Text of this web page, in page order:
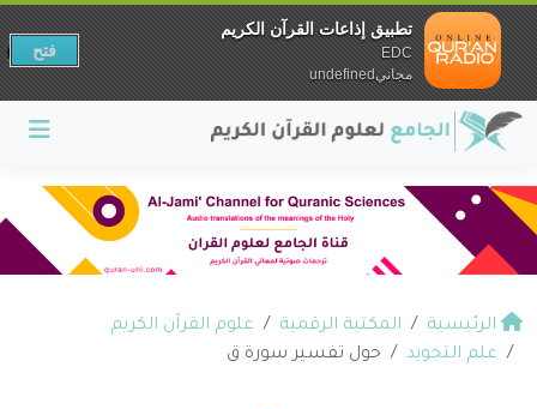
الرئيسية المكتبة الرقمية
علوم القرآن الكريم
علم التجويد
حول تفسير سورة ق
تطبيق إذاعات القرآن الكريم
EDC
مجانيundefined
فتح